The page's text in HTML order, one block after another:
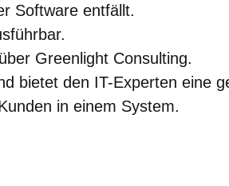
Software entfällt.
Greenlight Consulting.
bietet den IT-Experten eine
in einem System.